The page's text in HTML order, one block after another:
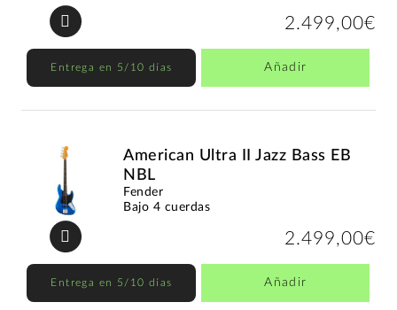
2.499,00€
Entrega en 5/10 días Añadir
American Ultra II Jazz Bass EB
NBL
Fender
Bajo 4 cuerdas
2.499,00€
Entrega en 5/10 días Añadir